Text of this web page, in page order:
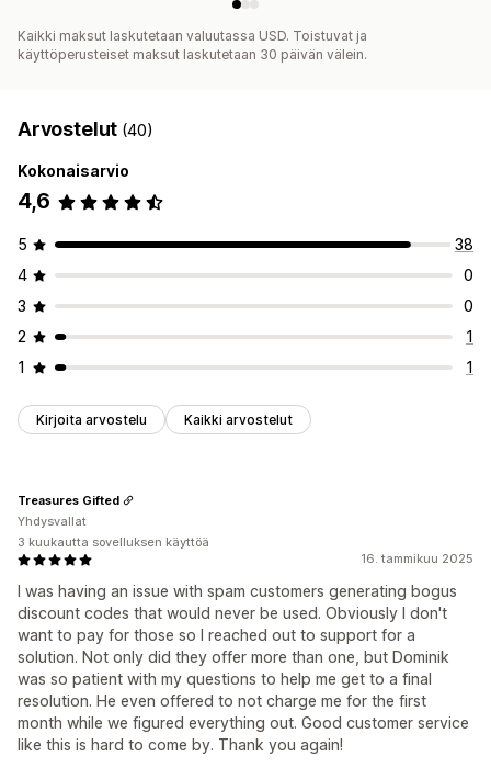
Kaikki maksut laskutetaan valuutassa USD. Toistuvat ja
käyttöperusteiset maksut laskutetaan 30 päivän välein.
Arvostelut (40)
Kokonaisarvio
4,6
5
38
4
0
3
0
2
1
1
1
Kirjoita arvostelu Kaikki arvostelut
16. tammikuu 2025
I was having an issue with spam customers generating bogus
discount codes that would never be used. Obviously I don't
want to pay for those so I reached out to support for a
solution. Not only did they offer more than one, but Dominik
was so patient with my questions to help me get to a final
resolution. He even offered to not charge me for the first
month while we figured everything out. Good customer service
like this is hard to come by. Thank you again!
Treasures Gifted
Yhdysvallat
3 kuukautta sovelluksen käyttöä